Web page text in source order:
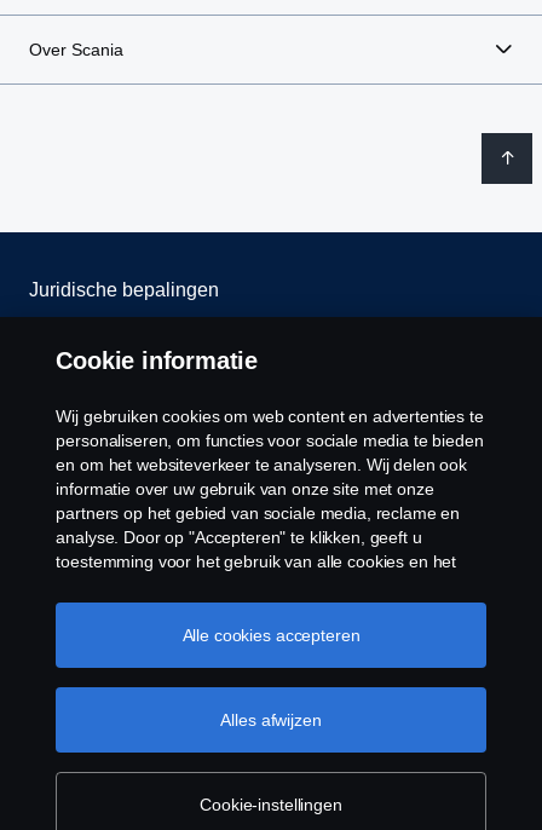
Over Scania
Juridische bepalingen
Privacy verklaring
Contact
Cookie policy
Cookie instellingen
© Copyright Scania 2025 Alle Rechten
Voorbehouden. Scania Production B.V., Tel:
+31(0)38-4977611.
Cookie informatie
Wij gebruiken cookies om web content en advertenties te
personaliseren, om functies voor sociale media te bieden
en om het websiteverkeer te analyseren. Wij delen ook
informatie over uw gebruik van onze site met onze
partners op het gebied van sociale media, reclame en
analyse. Door op "Accepteren" te klikken, geeft u
toestemming voor het gebruik van alle cookies en het
door op "Cookie Instellingen" te klikken en de
categorieën te selecteren die u wilt accepteren. Voor een
Cookie beleid
Cookie-instellingen
Alles afwijzen
Alle cookies accepteren